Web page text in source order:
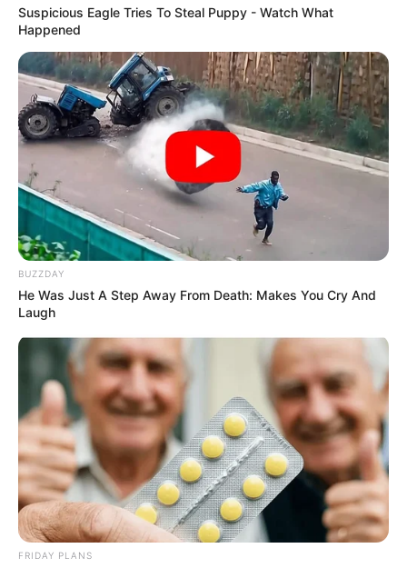
Suspicious Eagle Tries To Steal Puppy - Watch What
Happened
BUZZDAY
He Was Just A Step Away From Death: Makes You Cry And
Laugh
FRIDAY PLANS